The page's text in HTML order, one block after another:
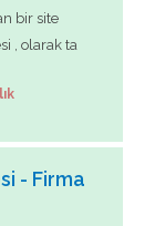
bir site
, olarak ta
- Firma